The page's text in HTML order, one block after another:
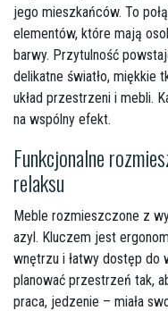
jego mieszkańców. To
elementów, które mają
barwy. Przytulność
delikatne światło, miękkie
układ przestrzeni i mebli.
na wspólny efekt.
Funkcjonalne
relaksu
Meble rozmieszczone z
azyl. Kluczem jest
wnętrzu i łatwy dostęp do
planować przestrzeń tak,
praca, jedzenie – miała